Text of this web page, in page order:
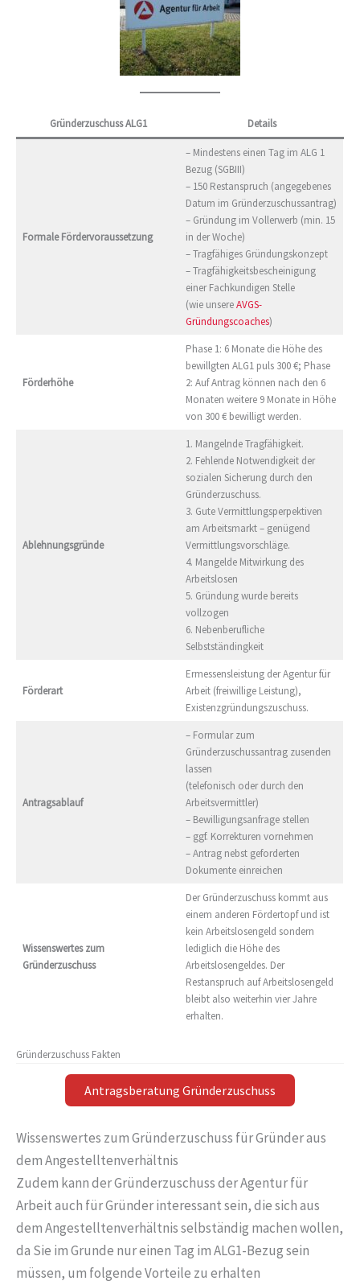
Gründerzuschuss ALG1 Details
Formale Fördervoraussetzung
– Mindestens einen Tag im ALG 1
Bezug (SGBIII)
– 150 Restanspruch (angegebenes
Datum im Gründerzuschussantrag)
– Gründung im Vollerwerb (min. 15
in der Woche)
– Tragfähiges Gründungskonzept
– Tragfähigkeitsbescheinigung
einer Fachkundigen Stelle
(wie unsereAVGS-
Gründungscoaches)
Förderhöhe
Phase 1: 6 Monate die Höhe des
bewillgten ALG1 puls 300 €; Phase
2: Auf Antrag können nach den 6
Monaten weitere 9 Monate in Höhe
von 300 € bewilligt werden.
Ablehnungsgründe
1. Mangelnde Tragfähigkeit.
2. Fehlende Notwendigkeit der
sozialen Sicherung durch den
Gründerzuschuss.
3. Gute Vermittlungsperpektiven
am Arbeitsmarkt – genügend
Vermittlungsvorschläge.
4. Mangelde Mitwirkung des
Arbeitslosen
5. Gründung wurde bereits
vollzogen
6. Nebenberufliche
Selbstständingkeit
Förderart
Ermessensleistung der Agentur für
Arbeit (freiwillige Leistung),
Existenzgründungszuschuss.
Antragsablauf
– Formular zum
Gründerzuschussantrag zusenden
lassen
(telefonisch oder durch den
Arbeitsvermittler)
– Bewilligungsanfrage stellen
– ggf. Korrekturen vornehmen
– Antrag nebst geforderten
Dokumente einreichen
Wissenswertes zum
Gründerzuschuss
Der Gründerzuschuss kommt aus
einem anderen Fördertopf und ist
kein Arbeitslosengeld sondern
lediglich die Höhe des
Arbeitslosengeldes. Der
Restanspruch auf Arbeitslosengeld
bleibt also weiterhin vier Jahre
erhalten.
Gründerzuschuss Fakten
Antragsberatung Gründerzuschuss
Wissenswertes zum Gründerzuschuss für Gründer aus
dem Angestelltenverhältnis
Zudem kann der Gründerzuschuss der Agentur für
Arbeit auch für Gründer interessant sein, die sich aus
dem Angestelltenverhältnis selbständig machen wollen,
da Sie im Grunde nur einen Tag im ALG1-Bezug sein
müssen, um folgende Vorteile zu erhalten